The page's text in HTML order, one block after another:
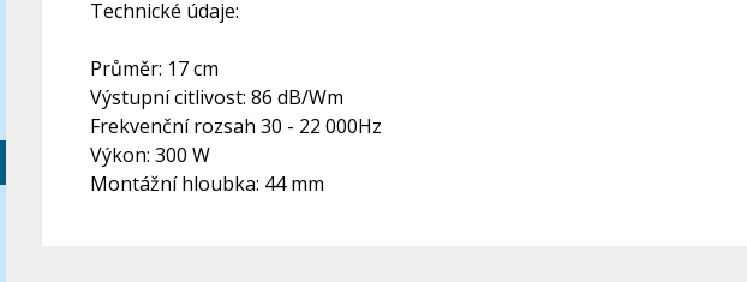
Technické údaje:
Průměr: 17 cm
Výstupní citlivost: 86 dB/Wm
Frekvenční rozsah 30 - 22 000Hz
Výkon: 300 W
Montážní hloubka: 44 mm